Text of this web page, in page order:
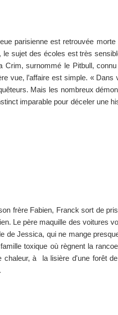
parisienne est retrouvée morte
le sujet des écoles est très
Crim, surnommé le Pitbull,
vue, l’affaire est simple. « Dans
Mais les nombreux
imparable pour déceler une
frère Fabien, Franck sort de
Le père maquille des voitures
de Jessica, qui ne mange
toxique où règnent la
chaleur, à la lisière d'une forêt